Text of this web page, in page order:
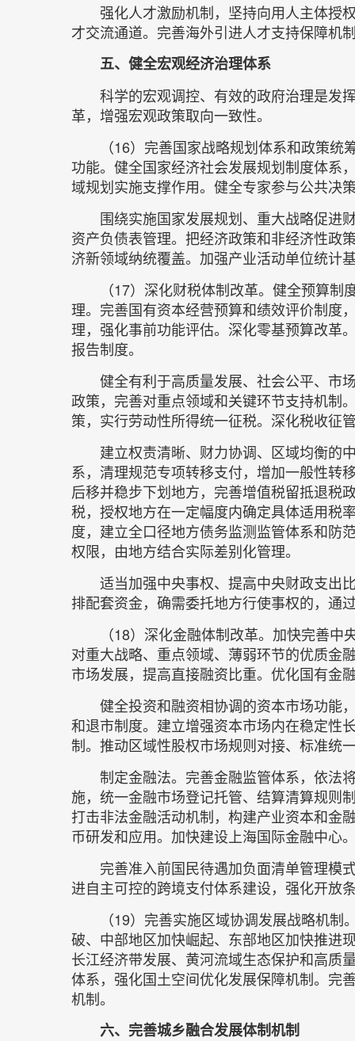
强化人才激励机制，坚持向用人主体授
才交流通道。完善海外引进人才支持保障机
五、健全宏观经济治理体系
科学的宏观调控、有效的政府治理是发
革，增强宏观政策取向一致性。
（16）完善国家战略规划体系和政策
功能。健全国家经济社会发展规划制度体系
域规划实施支撑作用。健全专家参与公共决
围绕实施国家发展规划、重大战略促进
资产负债表管理。把经济政策和非经济性政
济新领域纳统覆盖。加强产业活动单位统计
（17）深化财税体制改革。健全预算
理。完善国有资本经营预算和绩效评价制度
理，强化事前功能评估。深化零基预算改革
报告制度。
健全有利于高质量发展、社会公平、市
政策，完善对重点领域和关键环节支持机制
策，实行劳动性所得统一征税。深化税收征
建立权责清晰、财力协调、区域均衡的
系，清理规范专项转移支付，增加一般性转
后移并稳步下划地方，完善增值税留抵退税
税，授权地方在一定幅度内确定具体适用税
度，建立全口径地方债务监测监管体系和防
权限，由地方结合实际差别化管理。
适当加强中央事权、提高中央财政支出
排配套资金，确需委托地方行使事权的，通
（18）深化金融体制改革。加快完善
对重大战略、重点领域、薄弱环节的优质金
市场发展，提高直接融资比重。优化国有金
健全投资和融资相协调的资本市场功能
和退市制度。建立增强资本市场内在稳定性
制。推动区域性股权市场规则对接、标准统
制定金融法。完善金融监管体系，依法
施，统一金融市场登记托管、结算清算规则
打击非法金融活动机制，构建产业资本和金
币研发和应用。加快建设上海国际金融中心
完善准入前国民待遇加负面清单管理模
进自主可控的跨境支付体系建设，强化开放
（19）完善实施区域协调发展战略机
破、中部地区加快崛起、东部地区加快推进
长江经济带发展、黄河流域生态保护和高质
体系，强化国土空间优化发展保障机制。完
机制。
六、完善城乡融合发展体制机制